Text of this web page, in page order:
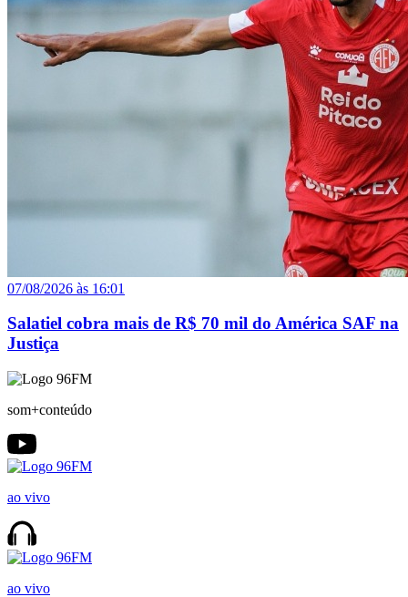
07/08/2026 às 16:01
Salatiel cobra mais de R$ 70 mil do América SAF na
Justiça
som+conteúdo
ao vivo
ao vivo